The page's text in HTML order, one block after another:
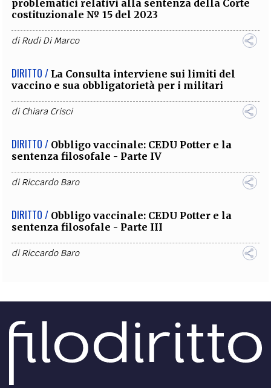
problematici relativi alla sentenza della Corte
costituzionale № 15 del 2023
diRudi Di Marco
DIRITTO / La Consulta interviene sui limiti del
vaccino e sua obbligatorietà per i militari
diChiara Crisci
DIRITTO / Obbligo vaccinale: CEDU Potter e la
sentenza filosofale - Parte IV
diRiccardo Baro
DIRITTO / Obbligo vaccinale: CEDU Potter e la
sentenza filosofale - Parte III
diRiccardo Baro